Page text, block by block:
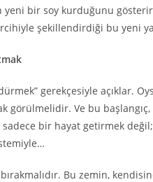
bir soy kurduğunu
şekillendirdiği bu yeni
gerekçesiyle açıklar.
görülmelidir. Ve bu
bir hayat getirmek
Bu zemin,